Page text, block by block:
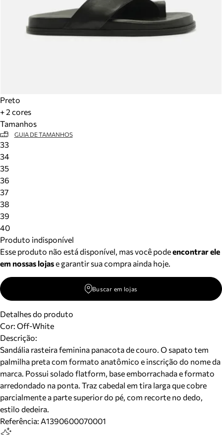
Preto
+ 2 cores
Tamanhos
GUIA DE TAMANHOS
33
34
35
36
37
38
39
40
Produto indisponível
Esse produto não está disponível, mas você podeencontrar ele
em nossas lojase garantir sua compra ainda hoje.
Buscar em lojas
Detalhes do produto
Cor: Off-White
Descrição:
Sandália rasteira feminina panacota de couro. O sapato tem
palmilha preta com formato anatômico e inscrição do nome da
marca. Possui solado flatform, base emborrachada e formato
arredondado na ponta. Traz cabedal em tira larga que cobre
parcialmente a parte superior do pé, com recorte no dedo,
estilo dedeira.
Referência: A1390600070001